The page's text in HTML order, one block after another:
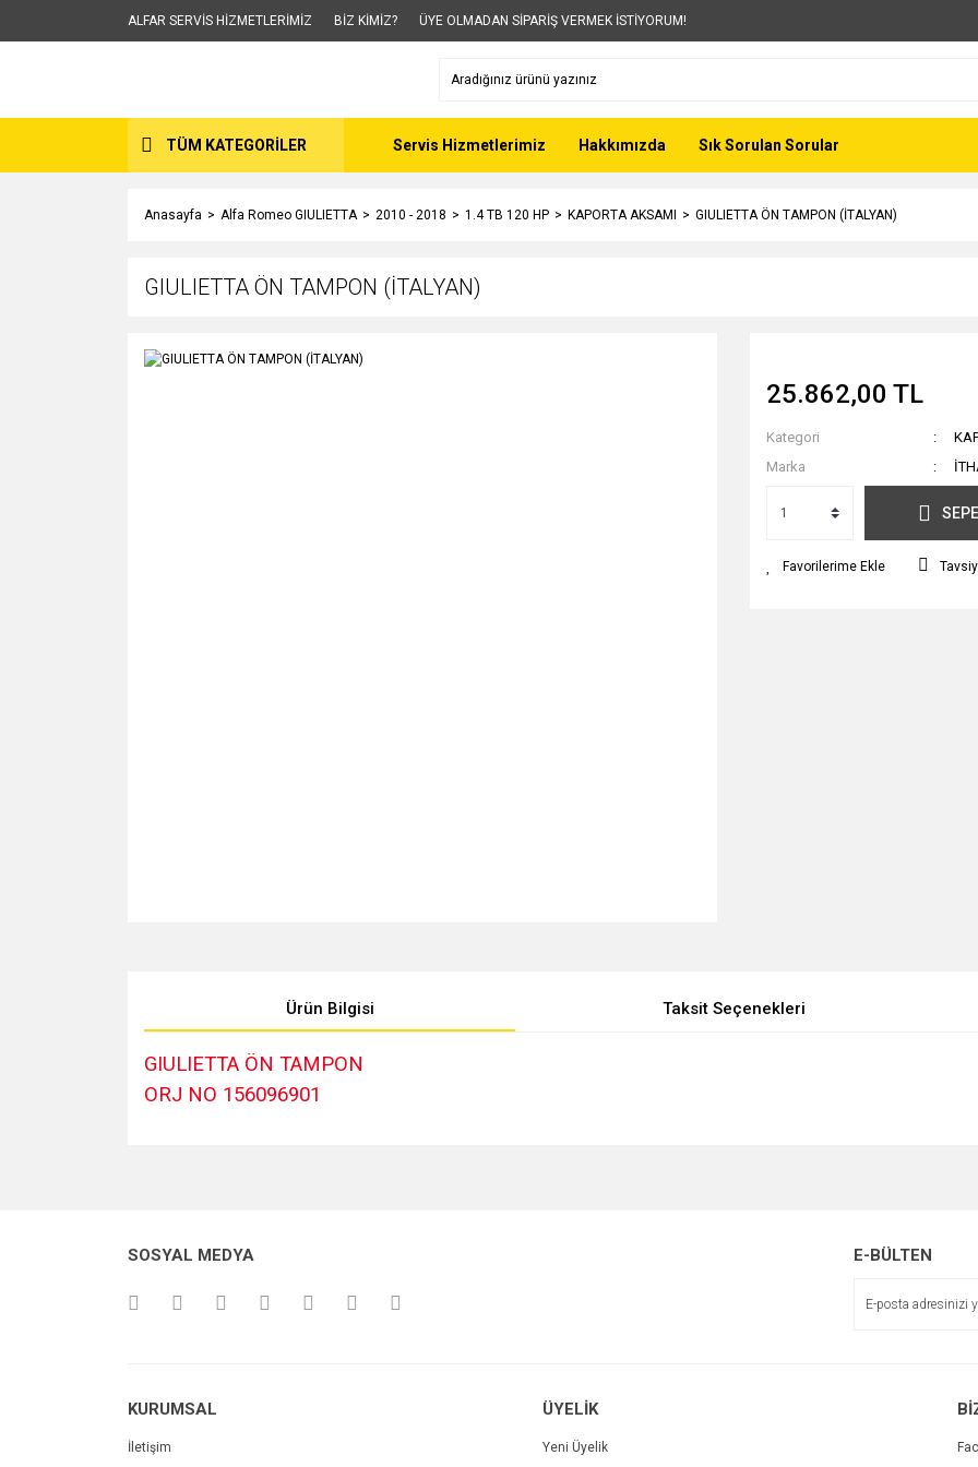
ALFAR SERVİS HİZMETLERİMİZ BİZ KİMİZ? ÜYE OLMADAN SİPARİŞ VERMEK İSTİYORUM!
TÜM KATEGORİLER Servis Hizmetlerimiz Hakkımızda Sık Sorulan Sorular
Anasayfa Alfa Romeo GIULIETTA 2010 - 2018 1.4 TB 120 HP KAPORTA AKSAMI GIULIETTA ÖN TAMPON (İTALYAN)
GIULIETTA ÖN TAMPON (İTALYAN)
25.862,00 TL
Kategori
Marka
Ürün Bilgisi Taksit Seçenekleri
GIULIETTA ÖN TAMPON
ORJ NO 156096901
Ürün açıklamasında eksik bilgiler bulunuyor.
SOSYAL MEDYA E-BÜLTEN
KURUMSAL
İletişim
ÜYELİK
Yeni Üyelik